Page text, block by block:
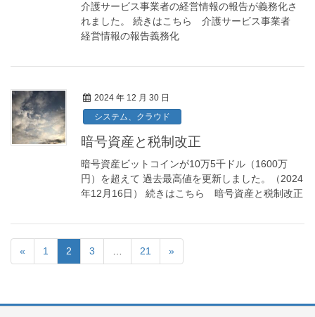
介護サービス事業者の経営情報の報告が義務化さ
れました。 続きはこちら 介護サービス事業者
経営情報の報告義務化
2024 年 12 月 30 日
システム、クラウド
暗号資産と税制改正
暗号資産ビットコインが10万5千ドル（1600万
円）を超えて 過去最高値を更新しました。（2024
年12月16日） 続きはこちら 暗号資産と税制改正
« 1 2 3 21 »